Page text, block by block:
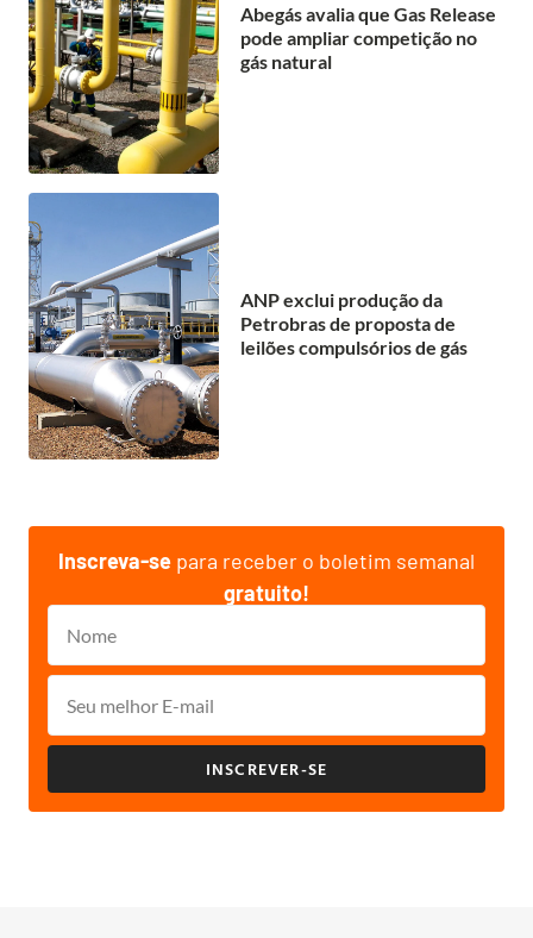
Abegás avalia que Gas Release
pode ampliar competição no
gás natural
ANP exclui produção da
Petrobras de proposta de
leilões compulsórios de gás
Inscreva-se para receber o boletim semanal
gratuito!
INSCREVER-SE